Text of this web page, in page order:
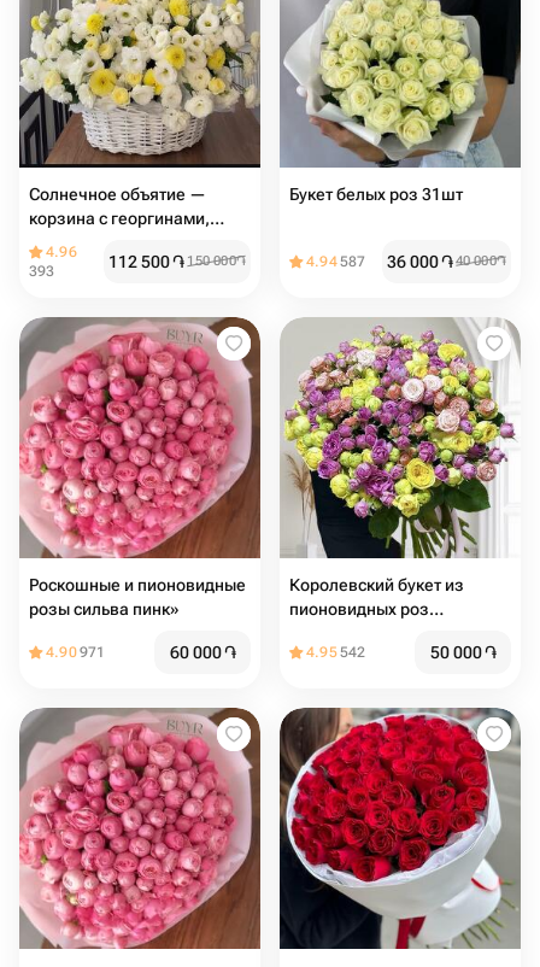
Солнечное объятие —
корзина с георгинами,
розами и эустомой
4.96
393
112 500֏ 150 000֏
Букет белых роз 31шт
4.94587 36 000֏40 000֏
Роскошные и пионовидные
розы сильва пинк»
4.90971 60 000֏
Королевский букет из
пионовидных роз
4.95542 50 000֏